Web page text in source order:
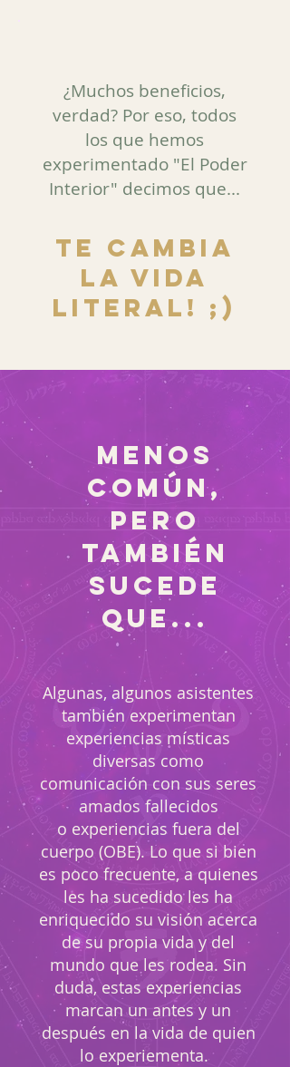
¿Muchos beneficios,
verdad? Por eso, todos
los que hemos
experimentado "El Poder
Interior" decimos que...
TE CAMBIA
LA VIDA
LITERAL! ;)
MENOS
COMÚN,
PERO
TAMBIÉN
SUCEDE
QUE...
Algunas, algunos asistentes
también experimentan
experiencias místicas
diversas como
comunicación con sus seres
amados fallecidos
o experiencias fuera del
cuerpo (OBE). Lo que si bien
es poco frecuente, a quienes
les ha sucedido les ha
enriquecido su visión acerca
de su propia vida y del
mundo que les rodea. Sin
duda, estas experiencias
marcan un antes y un
después en la vida de quien
lo experiementa.